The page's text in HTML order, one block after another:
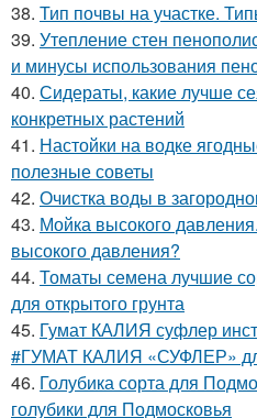
38. Тип почвы на участке.
39. Утепление стен
и минусы использования
40. Сидераты, какие лучше
конкретных растений
41. Настойки на водке
полезные советы
42. Очистка воды в
43. Мойка высокого
высокого давления?
44. Томаты семена лучшие
для открытого грунта
45. Гумат КАЛИЯ суфлер
#ГУМАТ КАЛИЯ «СУФЛЕР»
46. Голубика сорта для
голубики для Подмосковья